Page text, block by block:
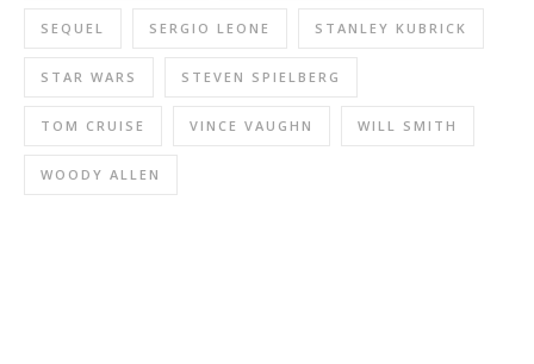
SEQUEL SERGIO LEONE STANLEY KUBRICK
STAR WARS STEVEN SPIELBERG
TOM CRUISE VINCE VAUGHN WILL SMITH
WOODY ALLEN